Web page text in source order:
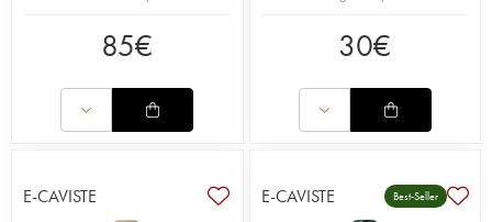
85€ 30€
E-CAVISTE E-CAVISTE Best-Seller